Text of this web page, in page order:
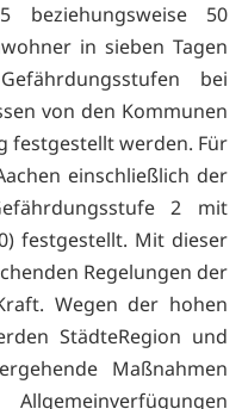
50
in sieben Tagen
bei
von den Kommunen
festgestellt werden. Für
einschließlich der
2 mit
festgestellt. Mit dieser
Regelungen der
Wegen der hohen
StädteRegion und
Maßnahmen